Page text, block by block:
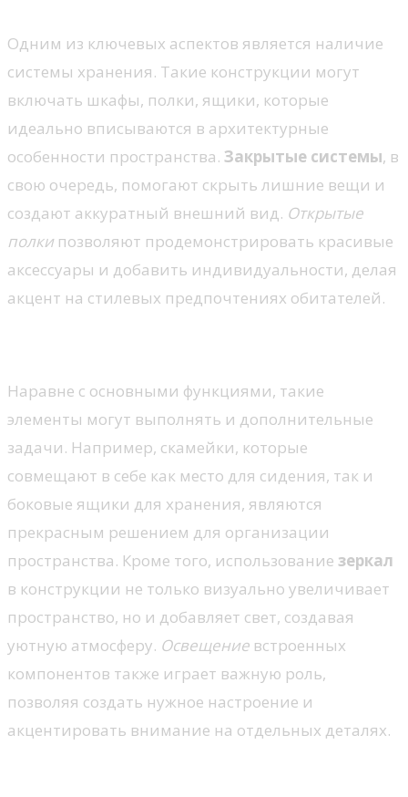
Одним из ключевых аспектов является наличие
системы хранения. Такие конструкции могут
включать шкафы, полки, ящики, которые
идеально вписываются в архитектурные
особенности пространства. Закрытые системы, в
свою очередь, помогают скрыть лишние вещи и
создают аккуратный внешний вид. Открытые
полки позволяют продемонстрировать красивые
аксессуары и добавить индивидуальности, делая
акцент на стилевых предпочтениях обитателей.
Наравне с основными функциями, такие
элементы могут выполнять и дополнительные
задачи. Например, скамейки, которые
совмещают в себе как место для сидения, так и
боковые ящики для хранения, являются
прекрасным решением для организации
пространства. Кроме того, использование зеркал
в конструкции не только визуально увеличивает
пространство, но и добавляет свет, создавая
уютную атмосферу. Освещение встроенных
компонентов также играет важную роль,
позволяя создать нужное настроение и
акцентировать внимание на отдельных деталях.